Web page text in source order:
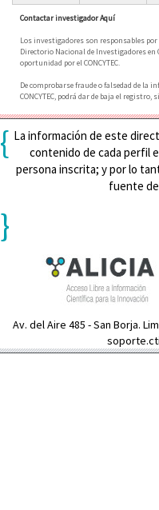
Contactar investigador Aquí
Los investigadores son responsables
Directorio Nacional de Investigadores en
oportunidad por el CONCYTEC.
De comprobarse fraude o falsedad de
CONCYTEC, podrá dar de baja el
{ La información de este
contenido de cada perfil
persona inscrita; y por lo
fuente
}
Av. del Aire 485 - San Borja.